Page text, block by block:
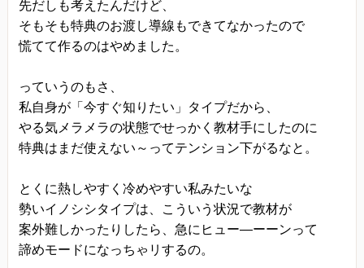
先だしも考えたんだけど、
そもそも特典のお渡し導線もできてなかったので
慌てて作るのはやめました。
っていうのもさ、
私自身が「今すぐ知りたい」タイプだから、
やる気メラメラの状態でせっかく教材手にしたのに
特典はまだ使えない～ってテンション下がるなと。
とくに熱しやすく冷めやすい私みたいな
勢いイノシシタイプは、こういう状況で教材が
案外難しかったりしたら、急にヒュー―ーーンって
諦めモードになっちゃリするの。